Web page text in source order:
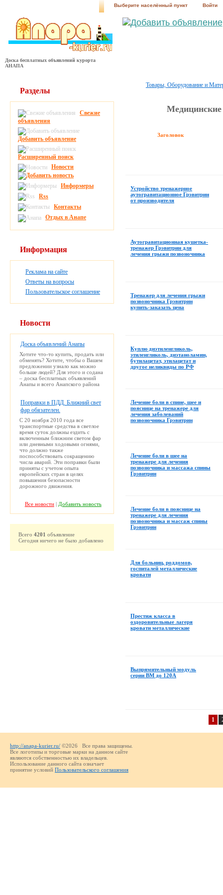
Выберите населённый пункт Войти
Доска бесплатных объявлений курорта
АНАПА
Товары, Оборудование и
Медицинские
Заголовок
Устройство тренажерное
аутогравитационное Грэвитрин
от производителя
Аутогравитационная кушетка-
тренажер Грэвитрин для
лечения грыжи позвоночника
Тренажер для лечения грыжи
позвоночника Грэвитрин
купить-заказать цена
Куплю диэтиленгликоль,
этиленгликоль, диэтаноламин,
бутилацетат, этилацетат и
другое неликвиды по РФ
Лечение боли в спине, шее и
пояснице на тренажере для
лечения заболеваний
позвоночника Грэвитрин
Лечение боли в шее на
тренажере для лечения
позвоночника и массажа спины
Грэвитрин
Лечение боли в пояснице на
тренажере для лечения
позвоночника и массаж спины
Грэвитрин
Для больниц, роддомов,
госпиталей металлические
кровати
Престиж класса в
оздоровительные лагеря
кровати металлические
Выпрямительный модуль
серии ВМ до 120А
1
Разделы
Свежие
объявления
Добавить объявление
Расширенный поиск
Новости
Информеры
Rss
Контакты
Отдых в Анапе
Информация
Реклама на сайте
Ответы на вопросы
Пользовательское соглашение
Новости
Доска объявлений Анапы
Хотите что-то купить, продать или
обменять? Хотите, чтобы о Вашем
предложении узнало как можно
больше людей? Для этого и содана
– доска бесплатных объявлений
Анапы и всего Анапского района
Поправки в ПДД. Ближний свет
фар обязателен.
С 20 ноября 2010 года все
транспортные средства в светлое
время суток должны ездить с
включенным ближним светом фар
или дневными ходовыми огнями,
что должно также
поспособствовать сокращению
числа аварий. Эти поправки были
приняты с учетом опыта
европейских стран в целях
повышения безопасности
дорожного движения.
Все новости| Добавить новость
Всего 4201 объявление
Сегодня ничего не было добавлено
http://anapa-kurier.ru/ ©2026 Все права защищены.
Все логотипы и торговые марки на данном сайте
являются собственностью их владельцев.
Использование данного сайта означает
принятие условий Пользовательского соглашения